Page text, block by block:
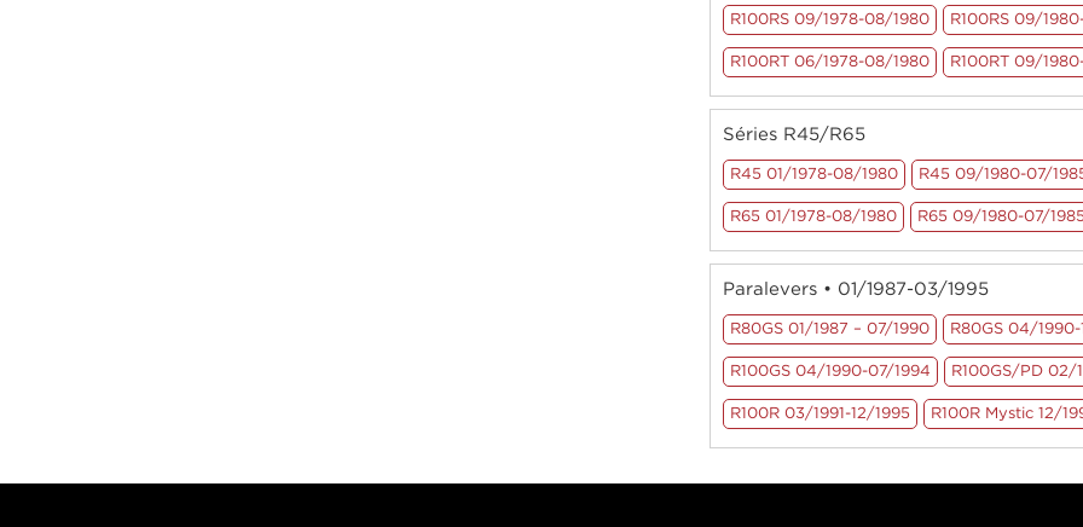
R100RS 09/1978-08/1980 R100RS 09/
R100RT 06/1978-08/1980 R100RT 09/
Séries R45/R65
R45 01/1978-08/1980 R45 09/1980-07/
R65 01/1978-08/1980 R65 09/1980-07/
Paralevers • 01/1987-03/1995
R80GS 01/1987 – 07/1990 R80GS 04/1990-
R100GS 04/1990-07/1994 R100GS/PD 02/
R100R 03/1991-12/1995 R100R Mystic 12/